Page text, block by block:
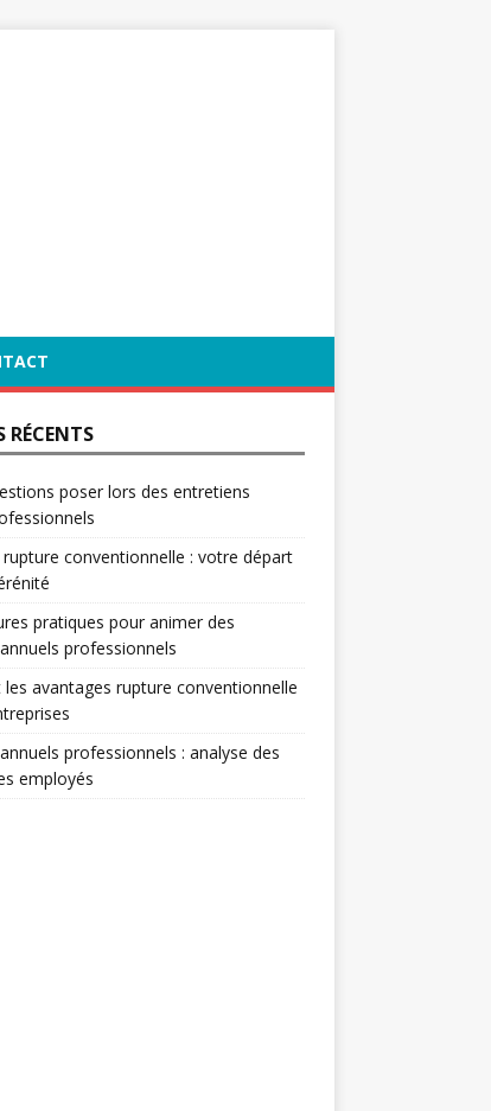
RÉCENTS
poser lors des entretiens
conventionnelle : votre départ
pratiques pour animer des
professionnels
les avantages rupture conventionnelle
professionnels : analyse des
employés